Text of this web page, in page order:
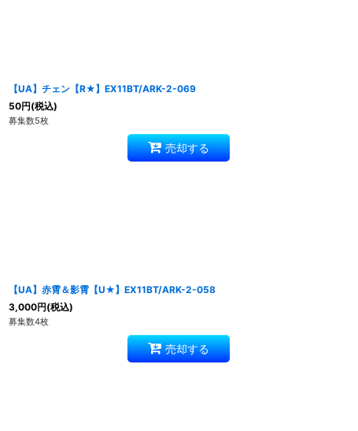
【UA】チェン【R★】EX11BT/ARK-2-069
50円(税込)
募集数5枚
売却する
【UA】赤霄＆影霄【U★】EX11BT/ARK-2-058
3,000円(税込)
募集数4枚
売却する